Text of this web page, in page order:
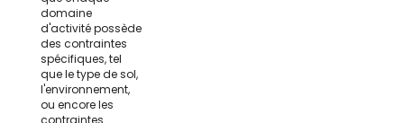
domaine
d'activité possède
des contraintes
spécifiques, tel
que le type de sol,
l'environnement,
ou encore les
contraintes